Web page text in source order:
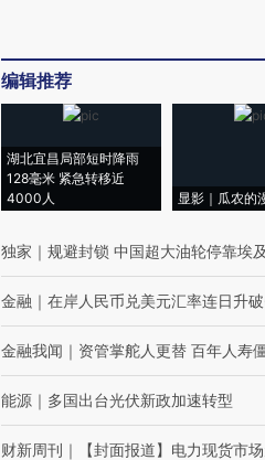
编辑推荐
湖北宜昌局部短时降雨
128毫米 紧急转移近
4000人
显影｜瓜农的
独家 ｜ 规避封锁 中国超大油轮停靠埃
金融 ｜ 在岸人民币兑美元汇率连日升
金融我闻 ｜ 资管掌舵人更替 百年人寿
能源 ｜ 多国出台光伏新政加速转型
财新周刊 ｜ 【封面报道】电力现货市